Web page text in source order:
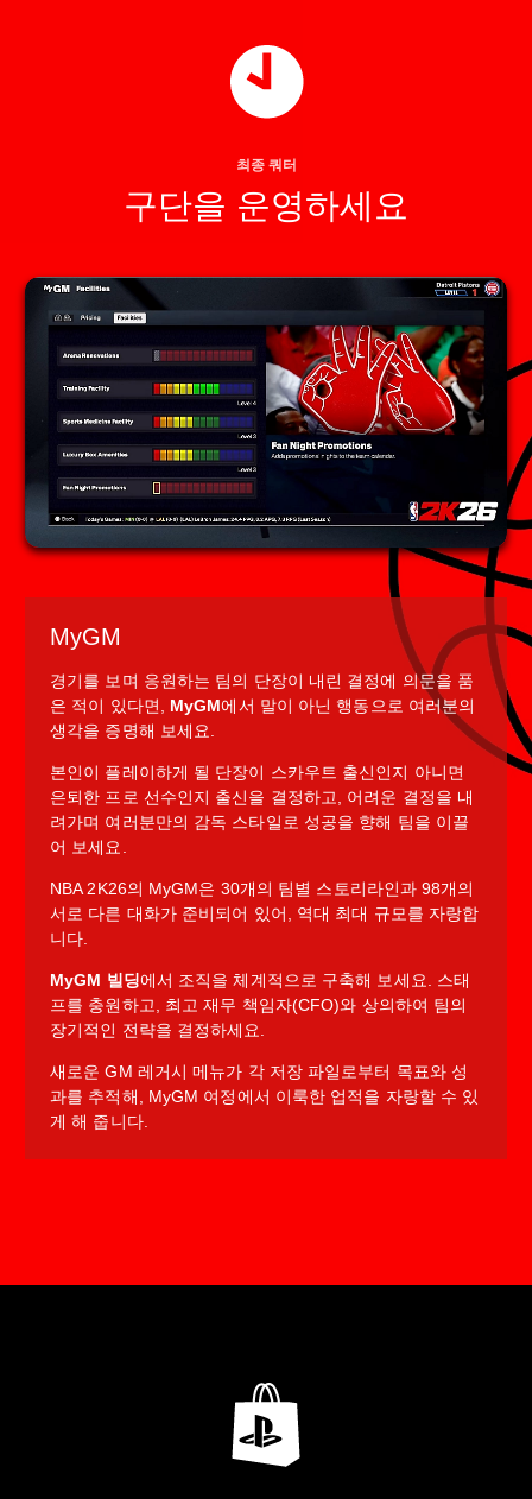
최종 쿼터
구단을 운영하세요
MyGM
경기를 보며 응원하는 팀의 단장이 내린 결정에 의문을 품
은 적이 있다면, MyGM에서 말이 아닌 행동으로 여러분의
생각을 증명해 보세요.
본인이 플레이하게 될 단장이 스카우트 출신인지 아니면
은퇴한 프로 선수인지 출신을 결정하고, 어려운 결정을 내
려가며 여러분만의 감독 스타일로 성공을 향해 팀을 이끌
어 보세요.
NBA 2K26의 MyGM은 30개의 팀별 스토리라인과 98개의
서로 다른 대화가 준비되어 있어, 역대 최대 규모를 자랑합
니다.
MyGM 빌딩에서 조직을 체계적으로 구축해 보세요. 스태
프를 충원하고, 최고 재무 책임자(CFO)와 상의하여 팀의
장기적인 전략을 결정하세요.
새로운 GM 레거시 메뉴가 각 저장 파일로부터 목표와 성
과를 추적해, MyGM 여정에서 이룩한 업적을 자랑할 수 있
게 해 줍니다.